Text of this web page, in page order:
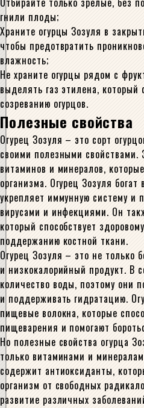
гнили плоды;
Храните огурцы Зозуля в
чтобы предотвратить
влажность;
Не храните огурцы рядом с
выделять газ этилена, который
созреванию огурцов.
Полезные свойства
Огурец Зозуля – это сорт
своими полезными свойствами.
витаминов и минералов,
организма. Огурец Зозуля
укрепляет иммунную систему и
вирусами и инфекциями. Он
который способствует
поддержанию костной ткани.
Огурец Зозуля – это не только
и низкокалорийный продукт. В
количество воды, поэтому они
и поддерживать гидратацию.
пищевые волокна, которые
пищеварения и помогают
Но полезные свойства огурца
только витаминами и
содержит антиоксиданты,
организм от свободных
развитие различных